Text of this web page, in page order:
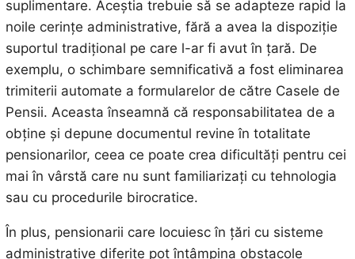
suplimentare. Aceștia trebuie să se adapteze rapid la
noile cerințe administrative, fără a avea la dispoziție
suportul tradițional pe care l-ar fi avut în țară. De
exemplu, o schimbare semnificativă a fost eliminarea
trimiterii automate a formularelor de către Casele de
Pensii. Aceasta înseamnă că responsabilitatea de a
obține și depune documentul revine în totalitate
pensionarilor, ceea ce poate crea dificultăți pentru cei
mai în vârstă care nu sunt familiarizați cu tehnologia
sau cu procedurile birocratice.
În plus, pensionarii care locuiesc în țări cu sisteme
administrative diferite pot întâmpina obstacole